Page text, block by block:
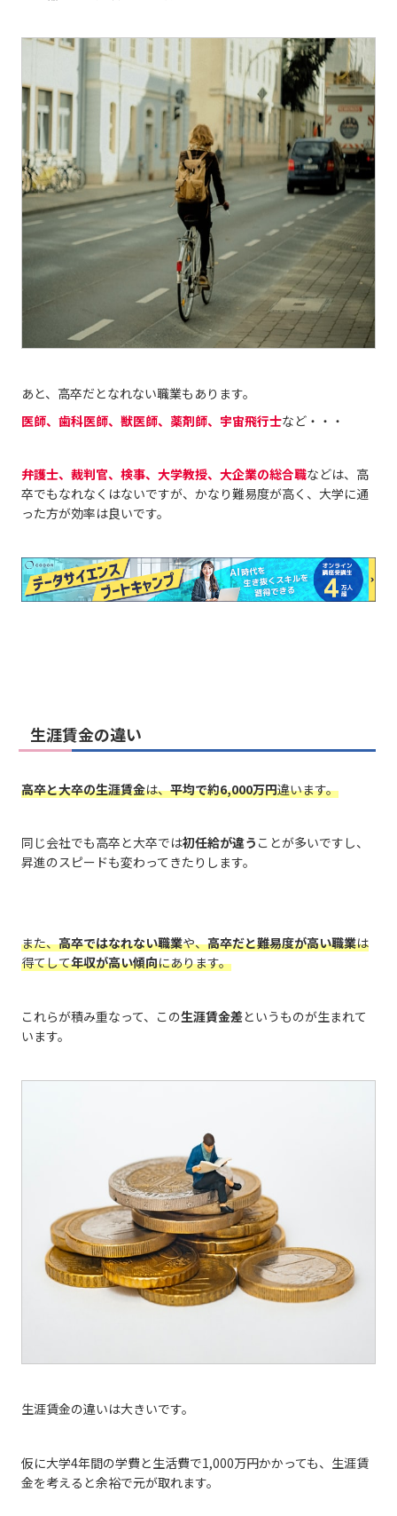
あと、高卒だとなれない職業もあります。
医師、歯科医師、獣医師、薬剤師、宇宙飛行士など・・・
弁護士、裁判官、検事、大学教授、大企業の総合職などは、高
卒でもなれなくはないですが、かなり難易度が高く、大学に通
った方が効率は良いです。
生涯賃金の違い
高卒と大卒の生涯賃金は、平均で約6,000万円違います。
同じ会社でも高卒と大卒では初任給が違う ことが多いですし、
昇進のスピードも変わってきたりします。
また、高卒ではなれない職業や、高卒だと難易度が高い職業は
得てして年収が高い傾向にあります。
これらが積み重なって、この生涯賃金差というものが生まれて
います。
生涯賃金の違いは大きいです。
仮に大学4年間の学費と生活費で1,000万円かかっても、生涯賃
金を考えると余裕で元が取れます。